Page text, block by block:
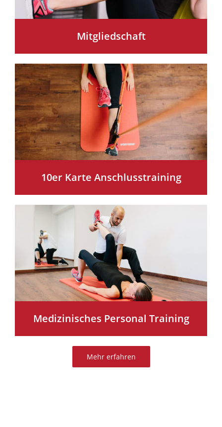
Mitgliedschaft
10er Karte Anschlusstraining
Medizinisches Personal Training
Mehr erfahren